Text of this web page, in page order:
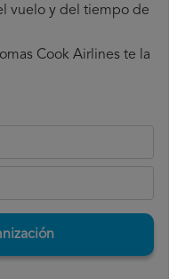
vuelo y del tiempo de
Cook Airlines te la